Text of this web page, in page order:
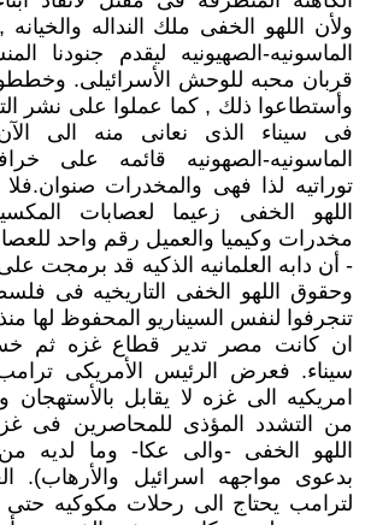
ولأن اللهو الخفى ملك النداله
قربان محبه للوحش الأسرائيلى.
وأستطاعوا ذلك , كما عملوا على نشر
فى سيناء الذى نعانى منه الى
الماسونيه-الصهونيه قائمه على
توراتيه لذا فهى والمخدرات
اللهو الخفى زعيما لعصابات
مخدرات وكيميا والعميل رقم واحد
- أن دابه العلمانيه الذكيه قد برمجت
وحقوق اللهو الخفى التاريخيه فى
ان كانت مصر تدير قطاع غزه ثم
سيناء. فعرض الرئيس الأمريكى
امريكيه الى غزه لا يقابل بالأستهجان
من التشدد المؤذى للمحاصرين فى
اللهو الخفى -والى عكا- وما لديه
بدعوى مواجهه اسرائيل والأرهاب).
لترامب يحتاج الى رحلات مكوكيه